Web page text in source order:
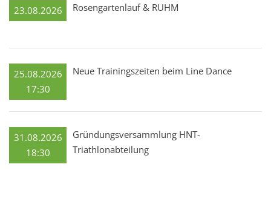
23.08.2026 Rosengartenlauf & RUHM
25.08.2026
17:30
Neue Trainingszeiten beim Line Dance
31.08.2026
18:30
Gründungsversammlung HNT-
Triathlonabteilung